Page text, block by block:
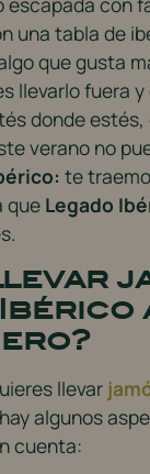
una tabla de
que gusta
llevarlo fuera
donde estés,
verano no
te
que Legado
Ibérico
llevar
algunos
cuenta: